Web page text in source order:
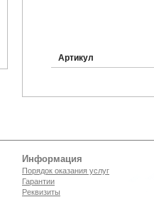
Артикул
Информация
Порядок оказания услуг
Гарантии
Реквизиты